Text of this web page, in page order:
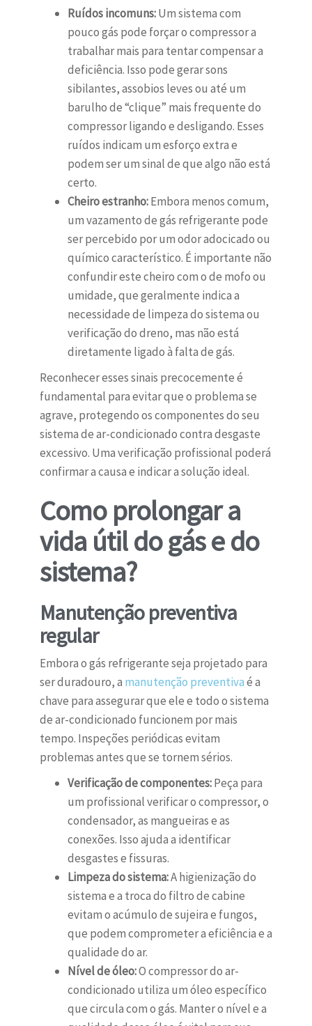
Ruídos incomuns:Um sistema com
pouco gás pode forçar o compressor a
trabalhar mais para tentar compensar a
deficiência. Isso pode gerar sons
sibilantes, assobios leves ou até um
barulho de “clique” mais frequente do
compressor ligando e desligando. Esses
ruídos indicam um esforço extra e
podem ser um sinal de que algo não está
certo.
Cheiro estranho:Embora menos comum,
um vazamento de gás refrigerante pode
ser percebido por um odor adocicado ou
químico característico. É importante não
confundir este cheiro com o de mofo ou
umidade, que geralmente indica a
necessidade de limpeza do sistema ou
verificação do dreno, mas não está
diretamente ligado à falta de gás.
Reconhecer esses sinais precocemente é
fundamental para evitar que o problema se
agrave, protegendo os componentes do seu
sistema de ar-condicionado contra desgaste
excessivo. Uma verificação profissional poderá
confirmar a causa e indicar a solução ideal.
Como prolongar a
vida útil do gás e do
sistema?
Manutenção preventiva
regular
Embora o gás refrigerante seja projetado para
ser duradouro, a manutenção preventivaé a
chave para assegurar que ele e todo o sistema
de ar-condicionado funcionem por mais
tempo. Inspeções periódicas evitam
problemas antes que se tornem sérios.
Verificação de componentes:Peça para
um profissional verificar o compressor, o
condensador, as mangueiras e as
conexões. Isso ajuda a identificar
desgastes e fissuras.
Limpeza do sistema:A higienização do
sistema e a troca do filtro de cabine
evitam o acúmulo de sujeira e fungos,
que podem comprometer a eficiência e a
qualidade do ar.
Nível de óleo:O compressor do ar-
condicionado utiliza um óleo específico
que circula com o gás. Manter o nível e a